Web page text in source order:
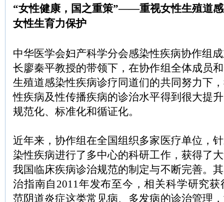
“女性健康，国之重策”——重视女性生殖道
女性生育力保护
中华医学会妇产科学分会感染性疾病协作组
长廖秦平教授的带领下，在协作组全体成员
生殖道感染性疾病诊疗同道们的共同努力下
性疾病及性传播疾病的诊治水平得到很大提
规范化、标准化和循证化。
近年来，协作组在全国组织多家医疗单位，
染性疾病进行了多中心的科研工作，获得了
我国临床疾病诊治规范的制定与不断完善。
治指南自2011年发布至今，相关科学研究
范阴道炎症这类常见病、多发病的诊治管理